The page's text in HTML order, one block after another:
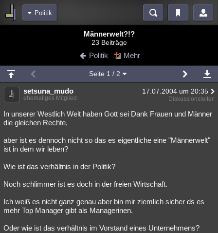
Politik
Blogs
Chat Wiki Neuigkeiten
meine Rubriken
Menschen Wissenschaft Mystery Kriminalfälle
Spiritualität Verschwörungen Technologie Ufologie
weitere Rubriken
Astronomie Helpdesk Gruppen Gaming
Musik Clash Verbesserungen Allmystery English
Übersichten
Besucht Teilgenommen Alle Neue Geschlossen
Männerwelt?!?
23 Beiträge
Politik Mehr
Seite 1 / 2
setsuna_mudo 17.07.2004 um 20:35
ehemaliges Mitglied Diskussionsleiter
In unserer Westlich Welt haben Gott sei Dank Frauen und Männer
die gleichen Rechte,
aber ist es dennoch nicht so das es eigentliche eine "Männerwelt"
ist in dem wir leben?
Wie ist das verhältnis in der Politik?
Noch schlimmer ist es doch in der freien Wirtschaft.
Ich weiß es nicht ganz genau aber bin mir ziemlich sicher ds es
mehr Top Manager gibt als Managerinen.
Oder wie ist das verhältnis im Vorstand eines Unternehmens?